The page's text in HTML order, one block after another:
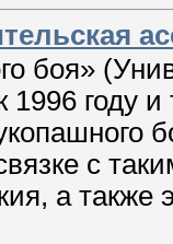
боя»
1996 году
с
а